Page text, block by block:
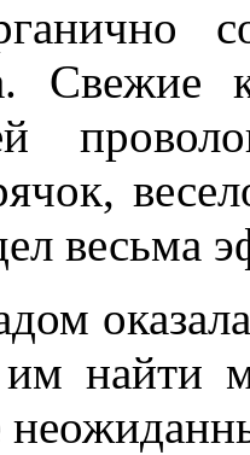
Свежие
весьма
найти